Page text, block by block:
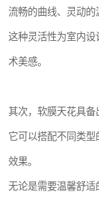
流畅的曲线、灵动的
这种灵活性为室内
术美感。
其次，软膜天花具备
它可以搭配不同类
效果。
无论是需要温馨舒